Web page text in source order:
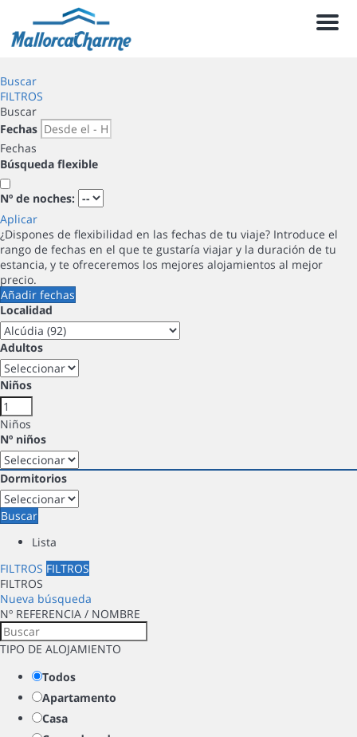
Menu
Buscar
FILTROS
Buscar
Fechas
Fechas
Búsqueda flexible
Nº de noches:
Aplicar
¿Dispones de flexibilidad en las fechas de tu viaje? Introduce el
rango de fechas en el que te gustaría viajar y la duración de tu
estancia, y te ofreceremos los mejores alojamientos al mejor
precio.
Añadir fechas
Localidad
Adultos
Niños
Niños
Nº niños
Dormitorios
Buscar
Lista
FILTROS FILTROS
FILTROS
Nueva búsqueda
Nº REFERENCIA / NOMBRE
TIPO DE ALOJAMIENTO
Todos
Apartamento
Casa